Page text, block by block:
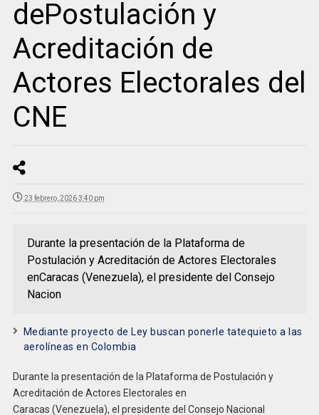
dePostulación y
Acreditación de
Actores Electorales del
CNE
23 febrero, 2026 3:40 pm
Durante la presentación de la Plataforma de
Postulación y Acreditación de Actores Electorales
enCaracas (Venezuela), el presidente del Consejo
Nacion
Mediante proyecto de Ley buscan ponerle tatequieto a las
aerolíneas en Colombia
Durante la presentación de la Plataforma de Postulación y
Acreditación de Actores Electorales en
Caracas (Venezuela), el presidente del Consejo Nacional